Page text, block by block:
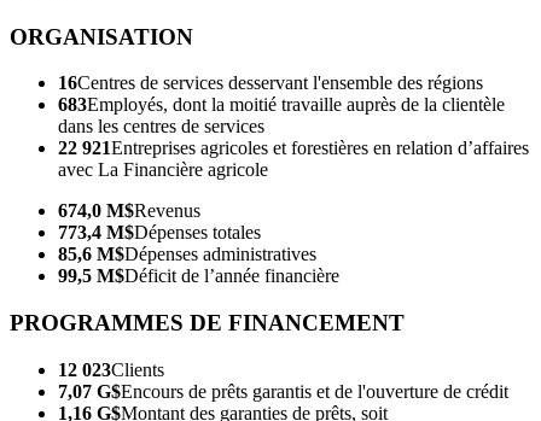
ORGANISATION
16Centres de services desservant l'ensemble des régions
683Employés, dont la moitié travaille auprès de la clientèle
dans les centres de services
22 921Entreprises agricoles et forestières en relation d’affaires
avec La Financière agricole
674,0 M$Revenus
773,4 M$Dépenses totales
85,6 M$Dépenses administratives
99,5 M$Déficit de l’année financière
PROGRAMMES DE FINANCEMENT
12 023Clients
7,07 G$Encours de prêts garantis et de l'ouverture de crédit
1,16 G$Montant des garanties de prêts, soit